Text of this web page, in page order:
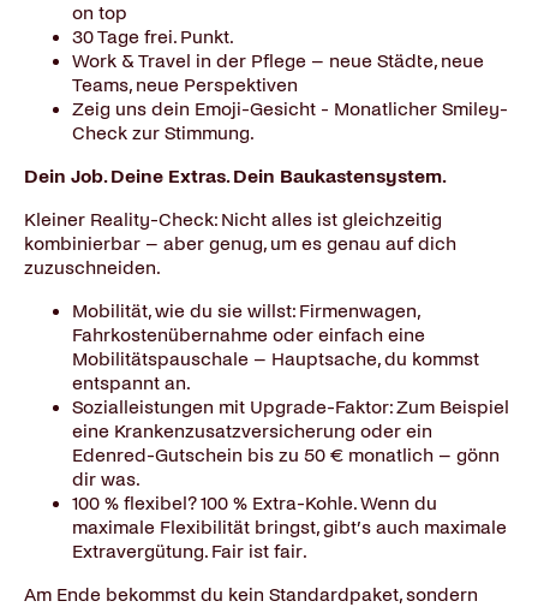
on top
30 Tage frei. Punkt.
Work & Travel in der Pflege – neue Städte, neue
Teams, neue Perspektiven
Zeig uns dein Emoji-Gesicht - Monatlicher Smiley-
Check zur Stimmung.
Dein Job. Deine Extras. Dein Baukastensystem.
Kleiner Reality-Check: Nicht alles ist gleichzeitig
kombinierbar – aber genug, um es genau auf dich
zuzuschneiden.
Mobilität, wie du sie willst: Firmenwagen,
Fahrkostenübernahme oder einfach eine
Mobilitätspauschale – Hauptsache, du kommst
entspannt an.
Sozialleistungen mit Upgrade-Faktor: Zum Beispiel
eine Krankenzusatzversicherung oder ein
Edenred-Gutschein bis zu 50 € monatlich – gönn
dir was.
100 % flexibel? 100 % Extra-Kohle. Wenn du
maximale Flexibilität bringst, gibt’s auch maximale
Extravergütung. Fair ist fair.
Am Ende bekommst du kein Standardpaket, sondern